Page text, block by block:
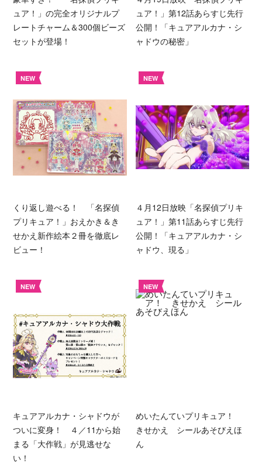
ュア！」の完全オリジナルプ
レートチャーム＆300個ビーズ
セットが登場！
ュア！」第12話あらすじ先行
公開！「キュアアルカナ・シ
ャドウの秘密」
NEW
くり返し遊べる！ 「名探偵
プリキュア！」おえかき＆き
せかえ新作絵本２冊を徹底レ
ビュー！
NEW
４月12日放映「名探偵プリキ
ュア！」第11話あらすじ先行
公開！「キュアアルカナ・シ
ャドウ、現る」
NEW
キュアアルカナ・シャドウが
ついに変身！ ４／11から始
まる「大作戦」が見逃せな
い！
NEW
めいたんていプリキュア！
きせかえ シールあそびえほ
ん